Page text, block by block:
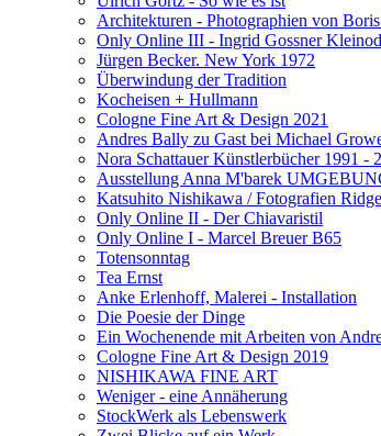
Architekturen - Photographien von
Only Online III - Ingrid Gossner
Jürgen Becker. New York 1972
Überwindung der Tradition
Kocheisen + Hullmann
Cologne Fine Art & Design 2021
Andres Bally zu Gast bei Michael
Nora Schattauer Künstlerbücher 1991 -
Ausstellung Anna M'barek
Katsuhito Nishikawa / Fotografien Ridge
Only Online II - Der Chiavaristil
Only Online I - Marcel Breuer B65
Totensonntag
Tea Ernst
Anke Erlenhoff, Malerei - Installation
Die Poesie der Dinge
Ein Wochenende mit Arbeiten von
Cologne Fine Art & Design 2019
NISHIKAWA FINE ART
Weniger - eine Annäherung
StockWerk als Lebenswerk